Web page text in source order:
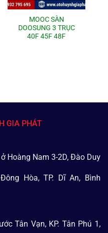
MOOC SÀN
DOOSUNG 3 TRỤC
40F 45F 48F
GIA PHÁT
Hoàng Nam 3-2D, Đào Duy
Hòa, TP. Dĩ An, Bình
Tân Vạn, KP. Tân Phú 1,